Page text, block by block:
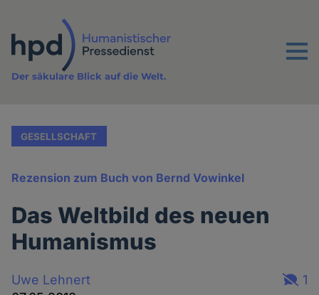
Inhalt
Menu
Der säkulare Blick auf die Welt.
GESELLSCHAFT
Rezension zum Buch von Bernd Vowinkel
Das Weltbild des neuen
Humanismus
Uwe Lehnert
1